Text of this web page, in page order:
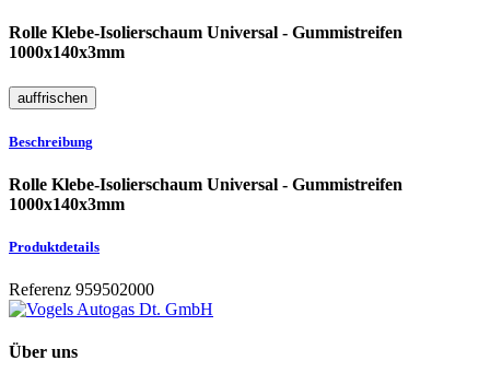
Rolle Klebe-Isolierschaum Universal - Gummistreifen
1000x140x3mm
Beschreibung
Rolle Klebe-Isolierschaum Universal - Gummistreifen
1000x140x3mm
Produktdetails
Referenz 959502000
Über uns